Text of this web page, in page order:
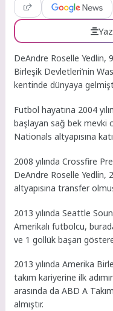
DeAndre Roselle Yedlin,
Birleşik Devletleri’nin
kentinde dünyaya
Futbol hayatına 2004
başlayan sağ bek mevki
Nationals altyapısına
2008 yılında Crossfire
DeAndre Roselle Yedlin,
altyapısına transfer
2013 yılında Seattle
Amerikalı futbolcu,
ve 1 gollük başarı
2013 yılında Amerika
takım kariyerine ilk
arasında da ABD A
almıştır.